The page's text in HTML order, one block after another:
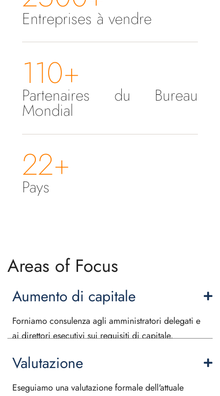
Entreprises à vendre
110+
Partenaires du Bureau
Mondial
22+
Pays
Areas of Focus
Aumento di capitale
Forniamo consulenza agli amministratori delegati e
ai direttori esecutivi sui requisiti di capitale,
capitale, raccogliendo debito o capitale strutturato
Valutazione
Eseguiamo una valutazione formale dell'attuale